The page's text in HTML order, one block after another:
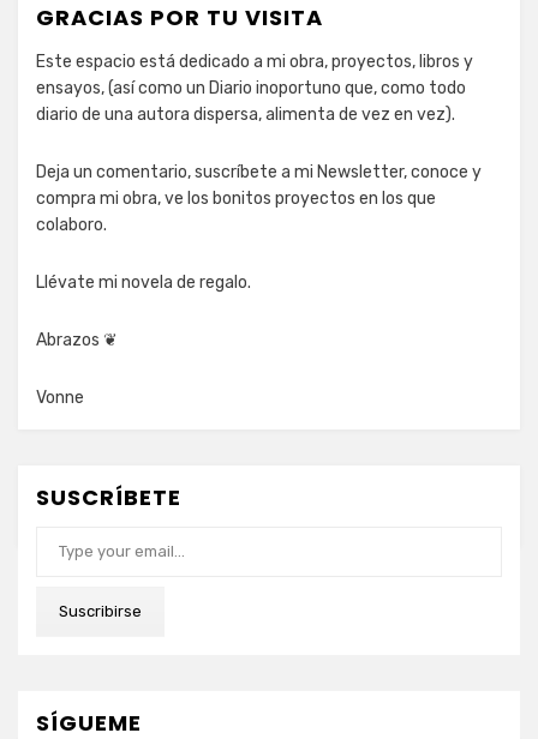
GRACIAS POR TU VISITA
Este espacio está dedicado a mi obra, proyectos, libros y
ensayos, (así como un Diario inoportuno que, como todo
diario de una autora dispersa, alimenta de vez en vez).
Deja un comentario, suscríbete a mi Newsletter, conoce y
compra mi obra, ve los bonitos proyectos en los que
colaboro.
Llévate mi novela de regalo.
Abrazos ❦
Vonne
SUSCRÍBETE
Suscribirse
SÍGUEME